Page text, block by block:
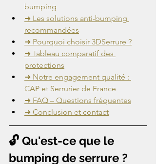
bumping
➜ Les solutions anti-bumping
recommandées
➜ Pourquoi choisir 3DSerrure ?
➜ Tableau comparatif des
protections
➜ Notre engagement qualité :
CAP et Serrurier de France
➜ FAQ – Questions fréquentes
➜ Conclusion et contact
🔓 Qu'est-ce que le
bumping de serrure ?